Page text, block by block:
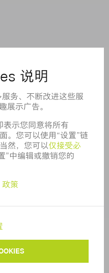
设置 隐私设置
32058502010513号|苏